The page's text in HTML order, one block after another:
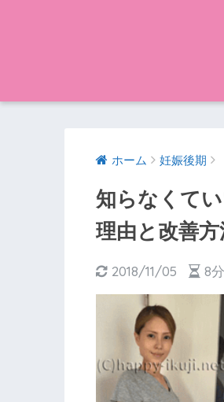
ホーム 妊娠後期
知らなくて
理由と改善方
2018/11/05 8分